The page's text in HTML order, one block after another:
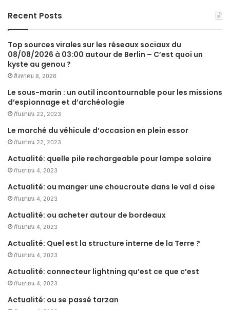
Recent Posts
Top sources virales sur les réseaux sociaux du
08/08/2026 à 03:00 autour de Berlin – C’est quoi un
kyste au genou ?
สิงหาคม 8, 2026
Le sous-marin : un outil incontournable pour les missions
d’espionnage et d’archéologie
กันยายน 22, 2023
Le marché du véhicule d’occasion en plein essor
กันยายน 22, 2023
Actualité: quelle pile rechargeable pour lampe solaire
กันยายน 4, 2023
Actualité: ou manger une choucroute dans le val d oise
กันยายน 4, 2023
Actualité: ou acheter autour de bordeaux
กันยายน 4, 2023
Actualité: Quel est la structure interne de la Terre ?
กันยายน 4, 2023
Actualité: connecteur lightning qu’est ce que c’est
กันยายน 4, 2023
Actualité: ou se passé tarzan